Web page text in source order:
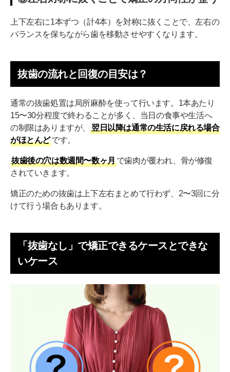
上下左右に1本ずつ（計4本）を対称に抜くことで、左右の
バランスを保ちながら歯を移動させやすくなります。
抜歯の流れと回復の目安は？
通常の抜歯処置は局所麻酔を使って行います。1本あたり
15〜30分程度で終わることが多く、当日の食事や生活へ
の制限はありますが、
翌日以降は通常の生活に戻れる場合
がほとんどです。
抜歯後の穴は数週間〜数ヶ月 で歯肉が覆われ、骨が修復
されていきます。
矯正のための抜歯は上下左右まとめて行わず、2〜3回に分
けて行う場合もあります。
「抜歯なし」で矯正できるケースとできな
いケース